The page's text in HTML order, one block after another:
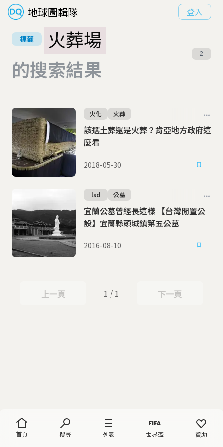
地球圖輯隊 登入
首頁 搜尋 列表 世界盃 贊助
標籤
火葬場
的搜索結果
2
該選土葬還是火葬？肯亞地方政府這
麼看
火化 火葬
2018-05-30
宜蘭公墓曾經長這樣 【台灣閒置公
設】宜蘭縣頭城鎮第五公墓
lsd 公墓
2016-08-10
上一頁
上一頁 1 / 1 下一頁
下一頁